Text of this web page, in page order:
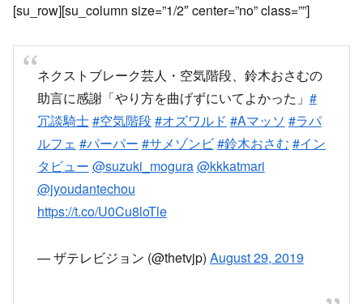
[su_row][su_column size=”1/2″ center=”no” class=””]
ネクストブレーク芸人・空気階段、鈴木おさむの
助言に感謝「やり方を曲げずにいてよかった」 #
冗談騎士#空気階段#オズワルド #Aマッソ #ラパ
ルフェ #パーパー #サメゾンビ#鈴木おさむ #イン
タビュー @suzuki_mogura@kkkatmari
@jyoudantechou
https://t.co/U0Cu8loTle
— ザテレビジョン (@thetvjp) August 29, 2019